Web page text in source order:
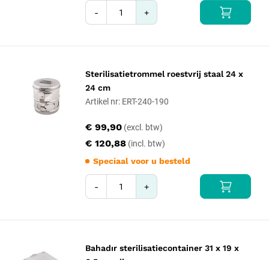
- +
Sterilisatietrommel roestvrij staal 24 x
24 cm
Artikel nr: ERT-240-190
€ 120,88
€ 99,90
Speciaal voor u besteld
- +
Bahadır sterilisatiecontainer 31 x 19 x